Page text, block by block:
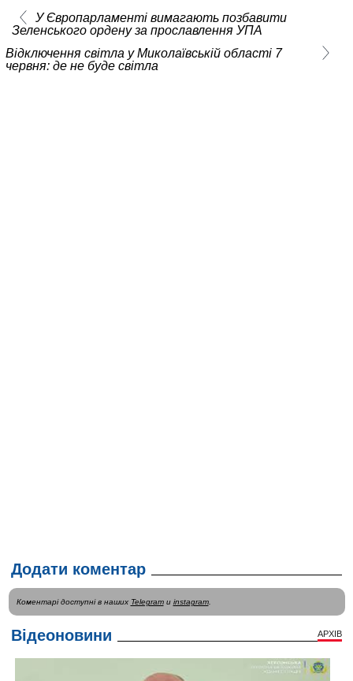
У Європарламенті вимагають позбавити
Зеленського ордену за прославлення УПА
Відключення світла у Миколаївській області 7
червня: де не буде світла
Додати коментар
Коментарі доступні в наших Telegramи instagram.
Відеоновини АРХІВ